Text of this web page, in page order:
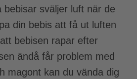
bebisar sväljer luft när de
din bebis att få ut luften
bebisen rapar efter
ändå får problem med
magont kan du vända dig